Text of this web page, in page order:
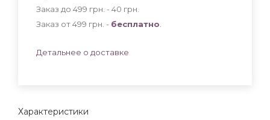
Характеристики
Заказ до 499 грн. - 40 грн
Заказ от 499 грн. - бесплатно
Детальнее о доставке